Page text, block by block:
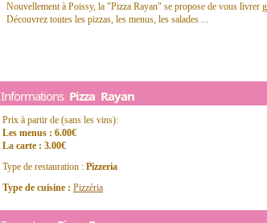
Nouvellement à Poissy, la "Pizza Rayan" se propose de vous livrer
Découvrez toutes les pizzas, les menus, les salades ...
Informations Pizza Rayan
Prix à partir de (sans les vins):
Les menus : 6.00€
La carte : 3.00€
Type de restauration : Pizzeria
Type de cuisine : Pizzéria